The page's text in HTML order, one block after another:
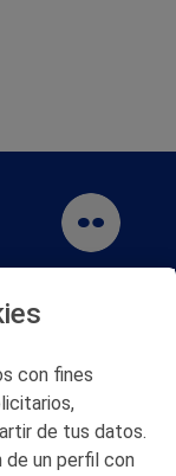
con fines
de tus datos.
de un perfil con